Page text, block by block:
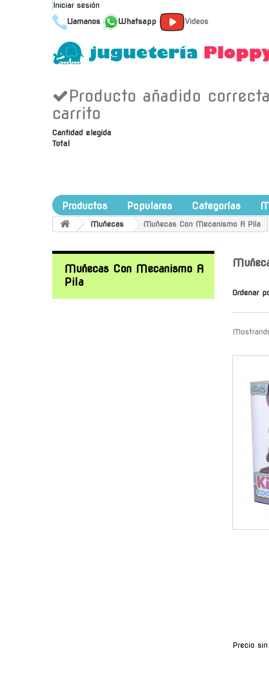
Iniciar sesión
Llamanos
Whatsapp Videos
Producto añadido
carrito
Cantidad elegida
Total
Productos Populares Categorías
Muñecas Muñecas Con Mecanismo A Pila
Muñecas Con Mecanismo A
Pila
Ordenar
Precio